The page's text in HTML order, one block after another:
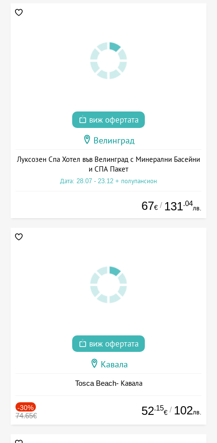
виж офертата
Велинград
Луксозен Спа Хотел във Велинград с Минерални Басейни
и СПА Пакет
Дата: 28.07 - 23.12 + полупансион
67€ / 131.04
лв.
виж офертата
Кавала
Tosca Beach- Кавала
-30%
74.65€ 52.15
€ / 102лв.